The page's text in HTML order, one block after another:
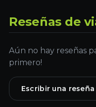
Reseñas de
Aún no hay reseñas
primero!
Escribir una reseña